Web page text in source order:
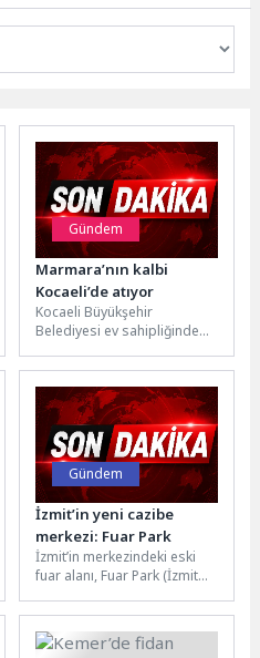
Gündem
Marmara’nın kalbi
Kocaeli’de atıyor
Kocaeli Büyükşehir
Belediyesi ev sahipliğinde
Sürdürülebilir Çevre
Sempozyumu” ilk günden
büyük ilgi...
Gündem
İzmit’in yeni cazibe
merkezi: Fuar Park
İzmit’in merkezindeki eski
fuar alanı, Fuar Park (İzmit
yeniden düzenlenerek her
yaştan...